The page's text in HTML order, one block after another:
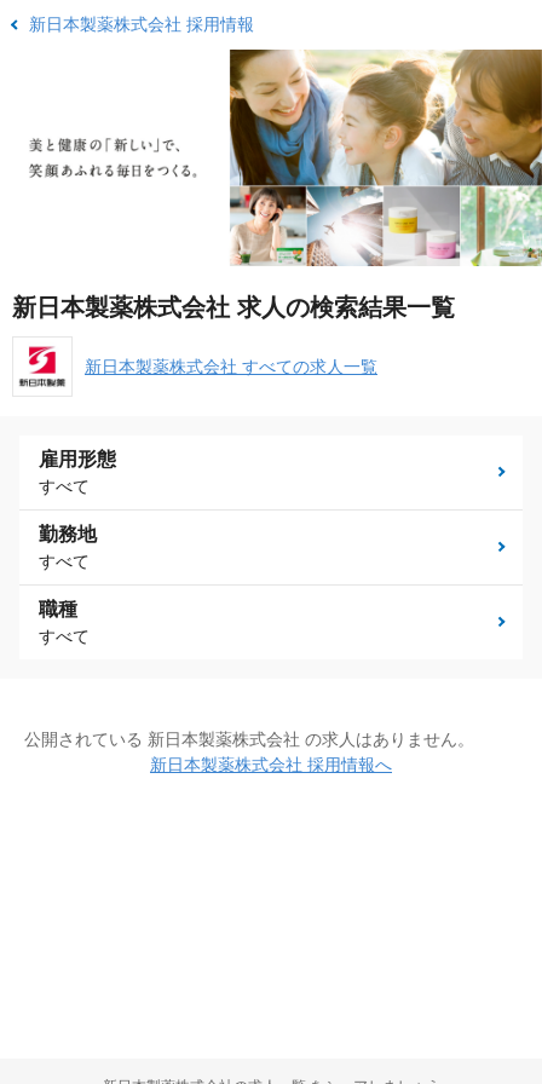
新日本製薬株式会社 採用情報
新日本製薬株式会社 求人の検索結果一覧
新日本製薬株式会社 すべての求人一覧
雇用形態
すべて
勤務地
すべて
職種
すべて
公開されている 新日本製薬株式会社 の求人はありません。
新日本製薬株式会社 採用情報へ